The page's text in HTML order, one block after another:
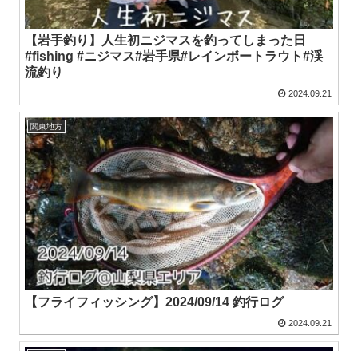
【岩手釣り】人生初ニジマスを釣ってしまった日
#fishing #ニジマス#岩手県#レインボートラウト#渓
流釣り
2024.09.21
関東地方
【フライフィッシング】2024/09/14 釣行ログ
2024.09.21